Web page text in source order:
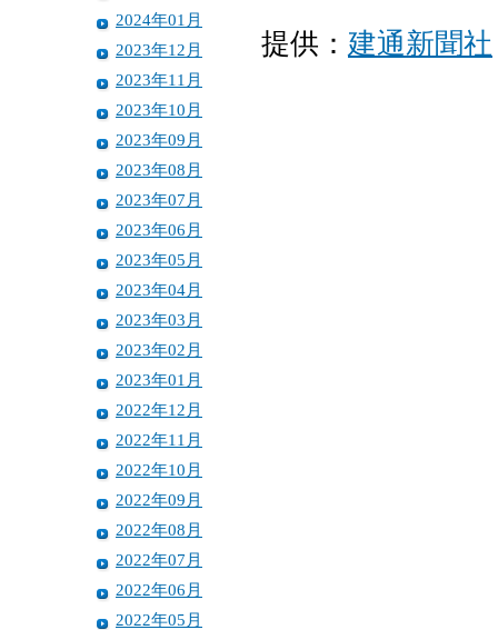
2024年01月
2023年12月
2023年11月
2023年10月
2023年09月
2023年08月
2023年07月
2023年06月
2023年05月
2023年04月
2023年03月
2023年02月
2023年01月
2022年12月
2022年11月
2022年10月
2022年09月
2022年08月
2022年07月
2022年06月
2022年05月
提供： 建通新聞社